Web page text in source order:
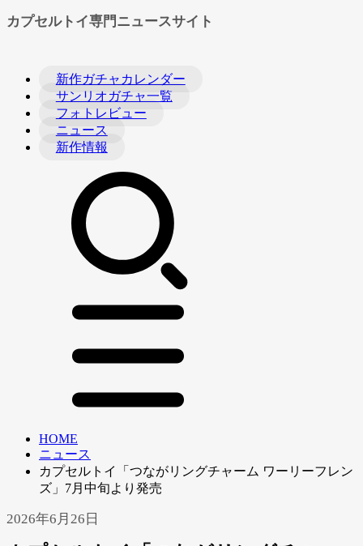
カプセルトイ専門ニュースサイト
新作ガチャカレンダー
サンリオガチャ一覧
フォトレビュー
ニュース
新作情報
HOME
ニュース
カプセルトイ「つながリングチャーム ワーリーフレン
ズ」7月中旬より発売
2026年6月26日